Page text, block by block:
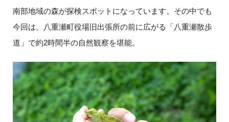
南部地域の森が探検スポットになっています。その中でも
今回は、八重瀬町役場旧出張所の前に広がる「八重瀬散歩
道」で約2時間半の自然観察を堪能。